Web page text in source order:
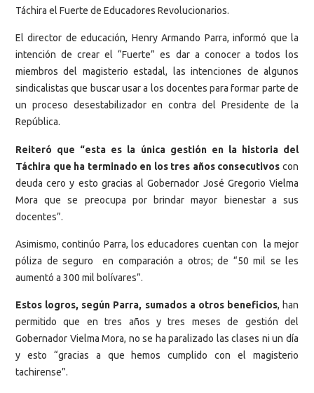
Táchira el Fuerte de Educadores Revolucionarios.
El director de educación, Henry Armando Parra, informó que la
intención de crear el “Fuerte” es dar a conocer a todos los
miembros del magisterio estadal, las intenciones de algunos
sindicalistas que buscar usar a los docentes para formar parte de
un proceso desestabilizador en contra del Presidente de la
República.
Reiteró que “esta es la única gestión en la historia del
Táchira que ha terminado en los tres años consecutivos con
deuda cero y esto gracias al Gobernador José Gregorio Vielma
Mora que se preocupa por brindar mayor bienestar a sus
docentes”.
Asimismo, continúo Parra, los educadores cuentan con la mejor
póliza de seguro en comparación a otros; de “50 mil se les
aumentó a 300 mil bolívares”.
Estos logros, según Parra, sumados a otros beneficios, han
permitido que en tres años y tres meses de gestión del
Gobernador Vielma Mora, no se ha paralizado las clases ni un día
y esto “gracias a que hemos cumplido con el magisterio
tachirense”.